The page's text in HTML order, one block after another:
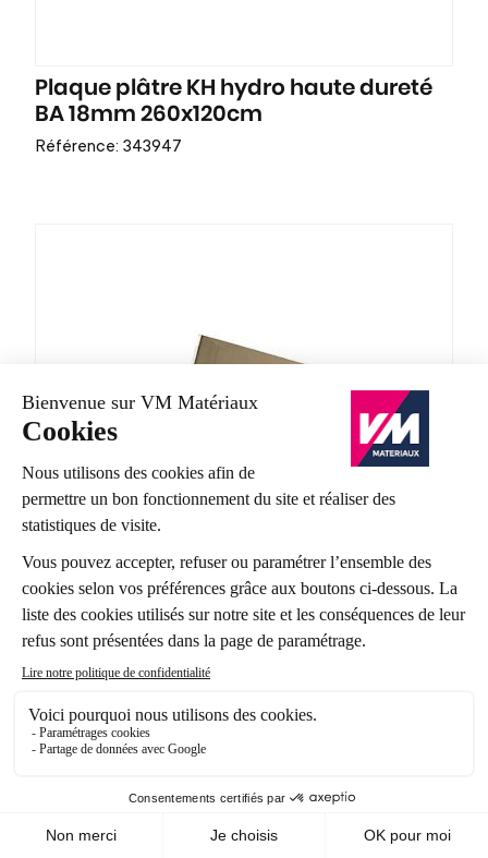
Plaque plâtre KH hydro haute dureté
BA 18mm 260x120cm
Référence: 343947
Plaque plâtre KH hydro haute dureté
Référence: 343946